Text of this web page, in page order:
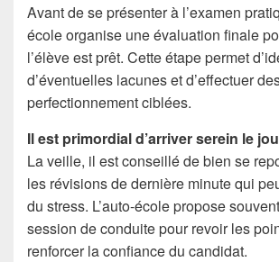
Avant de se présenter à l’examen
école organise une évaluation finale
l’élève est prêt. Cette étape permet
d’éventuelles lacunes et d’effectuer
perfectionnement ciblées.
Il est primordial d’arriver serein le
La veille, il est conseillé de bien se
les révisions de dernière minute qui
du stress. L’auto-école propose
session de conduite pour revoir les
renforcer la confiance du candidat.